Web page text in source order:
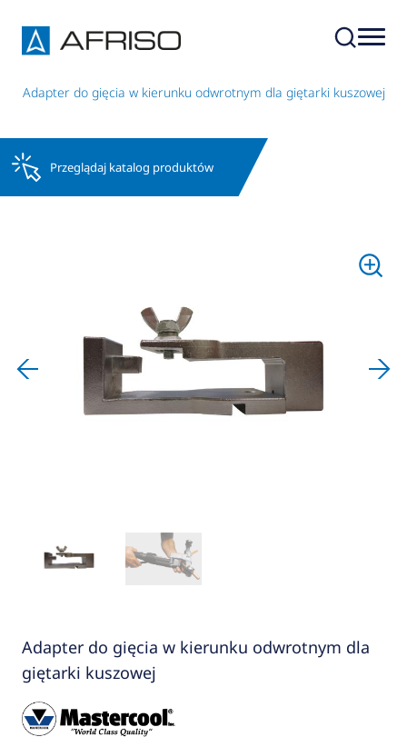
Adapter do gięcia w kierunku odwrotnym dla giętarki kuszowej
Przeglądaj katalog produktów
Adapter do gięcia w kierunku odwrotnym dla
giętarki kuszowej